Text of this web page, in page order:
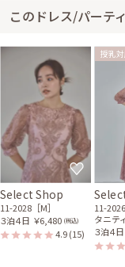
このドレス/パーテ
Select Shop
11-2028［M］
３泊４日 ￥6,480 (税込)
4.9(15)
授乳
11-
タニテ
３泊４日